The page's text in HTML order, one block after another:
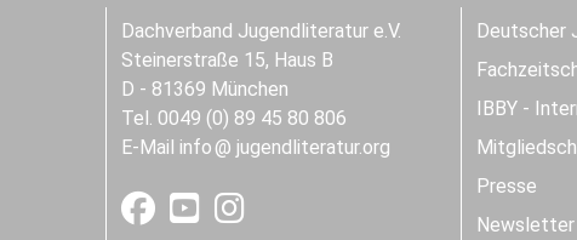
Dachverband Jugendliteratur e.V.
Steinerstraße 15, Haus B
D - 81369 München
Tel. 0049 (0) 89 45 80 806
E-Mail info jugendliteratur.org
Deutscher
IBBY -
Presse
Newsletter